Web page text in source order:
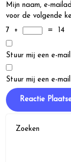
Mijn naam, e-
voor de volgende
7
+ = 14
Stuur mij een e-
Stuur mij een e-
Zoeken